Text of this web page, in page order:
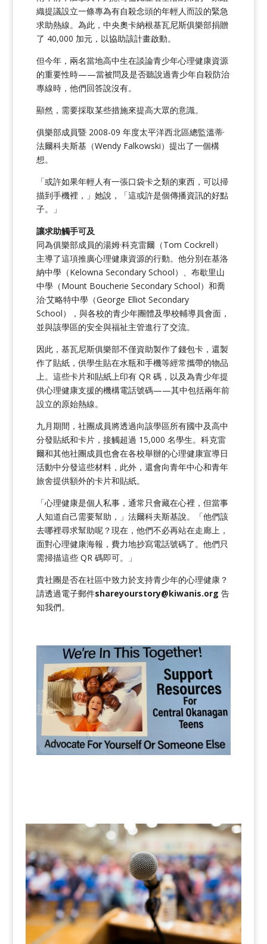
織提議設立一條專為有自殺念頭的年輕人而設的緊急
求助熱線。為此，中央奧卡納根基瓦尼斯俱樂部捐贈
了 40,000 加元，以協助該計畫啟動。
但今年，兩名當地高中生在談論青少年心理健康資源
的重要性時——當被問及是否聽說過青少年自殺防治
專線時，他們回答說沒有。
顯然，需要採取某些措施來提高大眾的意識。
俱樂部成員暨 2008-09 年度太平洋西北區總監溫蒂·
法爾科夫斯基（Wendy Falkowski）提出了一個構
想。
「或許如果年輕人有一張口袋卡之類的東西，可以掃
描到手機裡，」她說，「這或許是個傳播資訊的好點
子。」
讓求助觸手可及
同為俱樂部成員的湯姆·科克雷爾（Tom Cockrell）
主導了這項推廣心理健康資源的行動。他分別在基洛
納中學（Kelowna Secondary School）、布歇里山
中學（Mount Boucherie Secondary School）和喬
治·艾略特中學（George Elliot Secondary
School），與各校的青少年團體及學校輔導員會面，
並與該學區的安全與福祉主管進行了交流。
因此，基瓦尼斯俱樂部不僅資助製作了錢包卡，還製
作了貼紙，供學生貼在水瓶和手機等經常攜帶的物品
上。這些卡片和貼紙上印有 QR 碼，以及為青少年提
供心理健康支援的機構電話號碼——其中包括兩年前
設立的原始熱線。
九月期間，社團成員將透過向該學區所有國中及高中
分發貼紙和卡片，接觸超過 15,000 名學生。科克雷
爾和其他社團成員也會在各校舉辦的心理健康宣導日
活動中分發這些材料，此外，還會向青年中心和青年
旅舍提供額外的卡片和貼紙。
「心理健康是個人私事，通常只會藏在心裡，但當事
人知道自己需要幫助，」法爾科夫斯基說。「他們該
去哪裡尋求幫助呢？現在，他們不必再站在走廊上，
面對心理健康海報，費力地抄寫電話號碼了。他們只
需掃描這些 QR 碼即可。」
貴社團是否在社區中致力於支持青少年的心理健康？
請透過電子郵件shareyourstory@kiwanis.org 告
知我們。